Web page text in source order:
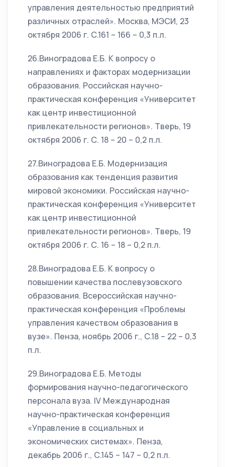
управления деятельностью предприятий
различных отраслей». Москва, МЭСИ, 23
октября 2006 г. С.161 – 166 – 0,3 п.л.
26.Виноградова Е.Б. К вопросу о
направлениях и факторах модернизации
образования. Российская научно-
практическая конференция «Университет
как центр инвестиционной
привлекательности регионов». Тверь, 19
октября 2006 г. С. 18 – 20 – 0,2 п.л.
27.Виноградова Е.Б. Модернизация
образования как тенденция развития
мировой экономики. Российская научно-
практическая конференция «Университет
как центр инвестиционной
привлекательности регионов». Тверь, 19
октября 2006 г. С. 16 – 18 – 0,2 п.л.
28.Виноградова Е.Б. К вопросу о
повышении качества послевузовского
образования. Всероссийская научно-
практическая конференция «Проблемы
управления качеством образования в
вузе». Пенза, ноябрь 2006 г., С.18 – 22 – 0,3
п.л.
29.Виноградова Е.Б. Методы
формирования научно-педагогического
персонала вуза. IV Международная
научно-практическая конференция
«Управление в социальных и
экономических системах». Пенза,
декабрь 2006 г., С.145 – 147 – 0,2 п.л.